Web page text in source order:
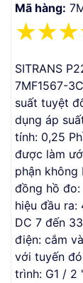
Mã hàng:
☆
☆
☆
SITRANS
7MF1567-
suất tuyệt
dụng áp
tính: 0,25
được làm
phận
đồng hồ đo:
hiệu đầu
DC 7 đến
điện: cắm
với tuyến
trình: G1 / 2